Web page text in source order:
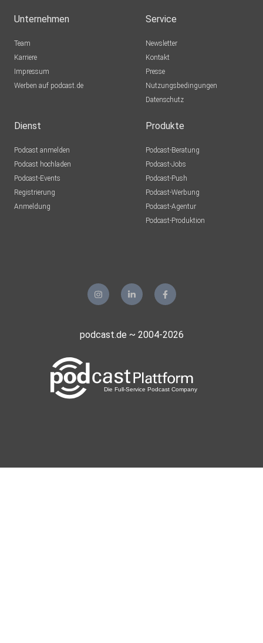
Unternehmen
Team
Karriere
Impressum
Werben auf podcast.de
Service
Newsletter
Kontakt
Presse
Nutzungsbedingungen
Datenschutz
Dienst
Podcast anmelden
Podcast hochladen
Podcast-Events
Registrierung
Anmeldung
Produkte
Podcast-Beratung
Podcast-Jobs
Podcast-Push
Podcast-Werbung
Podcast-Agentur
Podcast-Produktion
podcast.de ~ 2004-2026